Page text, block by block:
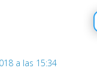
a las 15:34